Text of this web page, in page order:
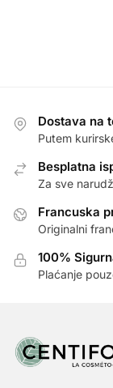
Dostava na
Putem
Besplatna
Za sve
Francuska
Originalni
100%
Plaćanje